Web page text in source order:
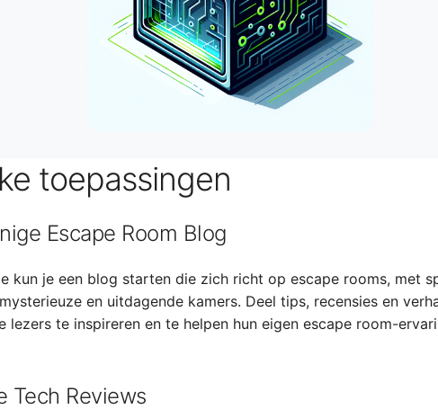
toepassingen
Escape Room Blog
kun je een blog starten die zich richt op escape rooms, met
en uitdagende kamers. Deel tips, recensies en
lezers te inspireren en te helpen hun eigen escape room-
Tech Reviews